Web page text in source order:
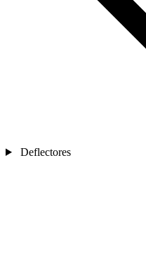
Deflectores